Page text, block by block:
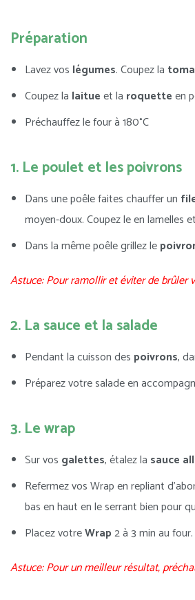
Préparation
Lavez vos légumes. Coupez la
Coupez la laitueet la roquetteen
Préchauffez le four à 180°C
1. Le poulet et les poivrons
Dans une poêle faites chauffer un
moyen-doux. Coupez le en lamelles
Dans la même poêle grillez le
Astuce: Pour ramollir et éviter de brûler
2. La sauce et la salade
Pendant la cuisson des poivrons,
Préparez votre salade en
3. Le wrap
Sur vos galettes, étalez la sauce
Refermez vos Wrap en repliant
bas en haut en le serrant bien pour
Placez votreWrap2 à 3 min au four.
Astuce: Pour un meilleur résultat,